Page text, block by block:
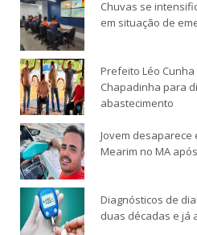
Chuvas se
em situação de
Prefeito Léo
Chapadinha para
abastecimento
Jovem desaparece
Mearim no MA
Diagnósticos de
duas décadas e já